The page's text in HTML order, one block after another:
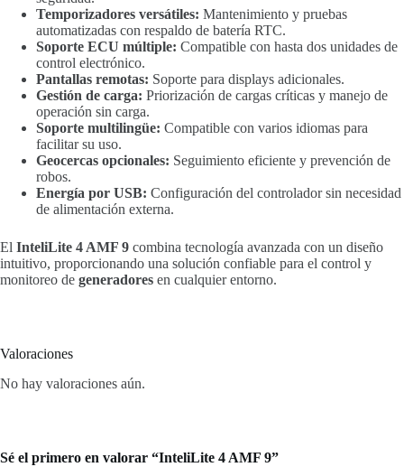
Temporizadores versátiles: Mantenimiento y pruebas
automatizadas con respaldo de batería RTC.
Soporte ECU múltiple: Compatible con hasta dos unidades de
control electrónico.
Pantallas remotas: Soporte para displays adicionales.
Gestión de carga: Priorización de cargas críticas y manejo de
operación sin carga.
Soporte multilingüe: Compatible con varios idiomas para
facilitar su uso.
Geocercas opcionales: Seguimiento eficiente y prevención de
robos.
Energía por USB: Configuración del controlador sin necesidad
de alimentación externa.
El InteliLite 4 AMF 9 combina tecnología avanzada con un diseño
intuitivo, proporcionando una solución confiable para el control y
monitoreo de generadores en cualquier entorno.
Valoraciones
No hay valoraciones aún.
Sé el primero en valorar “InteliLite 4 AMF 9”